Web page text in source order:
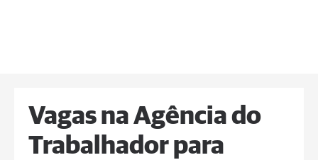
Vagas na Agência do
Trabalhador para